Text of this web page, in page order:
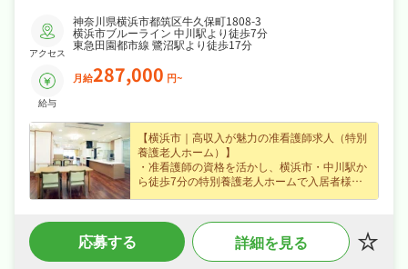
アクセス
神奈川県横浜市都筑区牛久保町1808-3
横浜市ブルーライン 中川駅より徒歩7分
東急田園都市線 鷺沼駅より徒歩17分
給与
月給287,000 円~
【横浜市｜高収入が魅力の准看護師求人（特別
養護老人ホーム）】
・准看護師の資格を活かし、横浜市・中川駅か
ら徒歩7分の特別養護老人ホームで入居者様の
・正社員募集で月給28.7万円〜という好条件、
賞与年2回・住宅手当・オンコール手当など各
種手当・昇給ありなど好待遇で、腰を据えて長
応募する 詳細を見る